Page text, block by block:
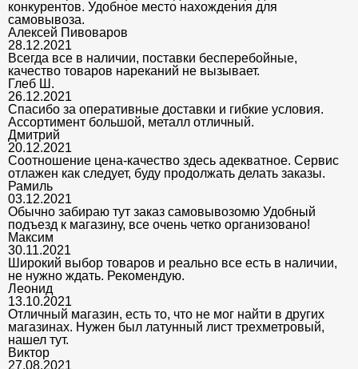
конкурентов. Удобное место нахождения для
самовывоза.
Алексей Пивоваров
28.12.2021
Всегда все в наличии, поставки бесперебойные,
качество товаров нареканий не вызывает.
Глеб Ш.
26.12.2021
Спасибо за оперативные доставки и гибкие условия.
Ассортимент большой, металл отличный.
Дмитрий
20.12.2021
Соотношение цена-качество здесь адекватное. Сервис
отлажен как следует, буду продолжать делать заказы.
Рамиль
03.12.2021
Обычно забираю тут заказ самовывозомю Удобный
подъезд к магазину, все очень четко организовано!
Максим
30.11.2021
Широкий выбор товаров и реально все есть в наличии,
не нужно ждать. Рекомендую.
Леонид
13.10.2021
Отличный магазин, есть то, что не мог найти в других
магазинах. Нужен был латунный лист трехметровый,
нашел тут.
Виктор
27.08.2021